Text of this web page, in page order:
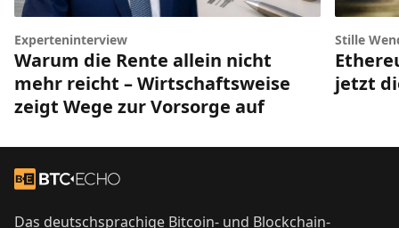
Experteninterview
Warum die Rente allein nicht
mehr reicht – Wirtschaftsweise
zeigt Wege zur Vorsorge auf
Stille
jetzt
Zur Startseite
Das deutschsprachige Bitcoin- und Blockchain-